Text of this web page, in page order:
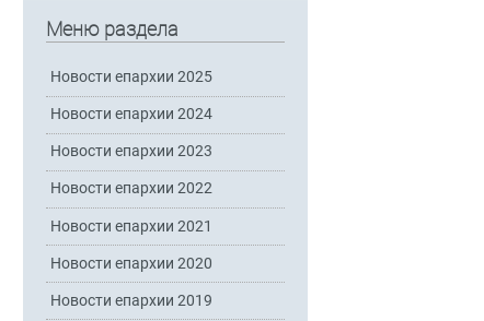
Меню раздела
Новости епархии 2025
Новости епархии 2024
Новости епархии 2023
Новости епархии 2022
Новости епархии 2021
Новости епархии 2020
Новости епархии 2019